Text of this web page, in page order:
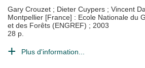
Gary Crouzet ; Dieter Cuypers ; Vincent
Montpellier [France] : Ecole Nationale du
et des Forêts (ENGREF) ; 2003
28 p.
Plus d'information...